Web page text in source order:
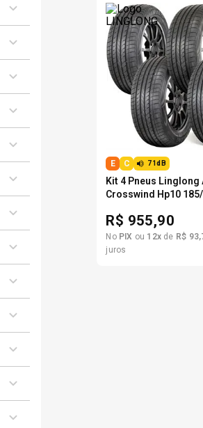
E C 71dB
Kit 4 Pneus Linglong
Crosswind Hp10
R$ 955,90
No PIX ou 12x de R$ 93,
juros
10º